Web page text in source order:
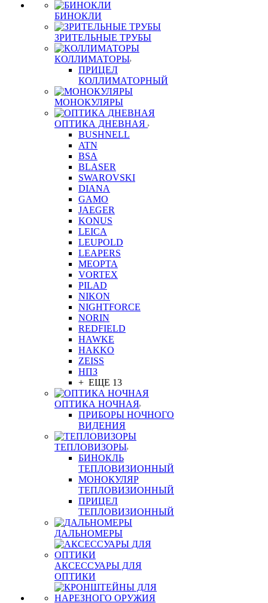
БИНОКЛИ
ЗРИТЕЛЬНЫЕ ТРУБЫ
КОЛЛИМАТОРЫ
ПРИЦЕЛ
КОЛЛИМАТОРНЫЙ
МОНОКУЛЯРЫ
ОПТИКА ДНЕВНАЯ
BUSHNELL
ATN
BSA
BLASER
SWAROVSKI
DIANA
GAMO
JAEGER
KONUS
LEICA
LEUPOLD
LEAPERS
MEOPTA
VORTEX
PILAD
NIKON
NIGHTFORCE
NORIN
REDFIELD
HAWKE
HAKKO
ZEISS
НПЗ
+ ЕЩЕ 13
ОПТИКА НОЧНАЯ
ПРИБОРЫ НОЧНОГО
ВИДЕНИЯ
ТЕПЛОВИЗОРЫ
БИНОКЛЬ
ТЕПЛОВИЗИОННЫЙ
МОНОКУЛЯР
ТЕПЛОВИЗИОННЫЙ
ПРИЦЕЛ
ТЕПЛОВИЗИОННЫЙ
ДАЛЬНОМЕРЫ
АКСЕССУАРЫ ДЛЯ
ОПТИКИ